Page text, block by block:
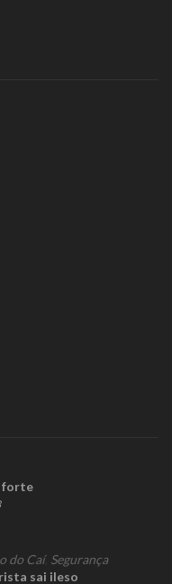
forte
do Caí, Segurança
sai ileso